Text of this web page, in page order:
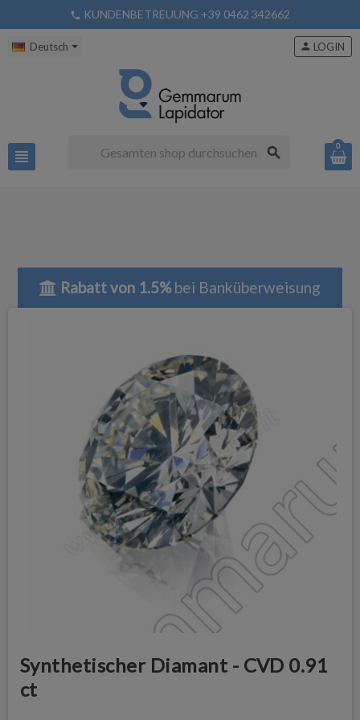
phone KUNDENBETREUUNG +39 0462 342662
Deutsch
view_headline search
person LOGIN
0
Rabatt von 1.5%bei Banküberweisung
Synthetischer Diamant - CVD 0.91
ct